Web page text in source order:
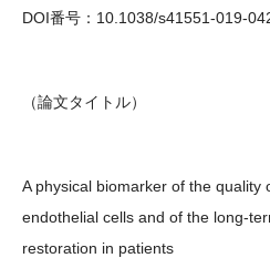
DOI番号：10.1038/s41551-019-
（論文タイトル）
A physical biomarker of the quality
endothelial cells and of the long-
restoration in patients